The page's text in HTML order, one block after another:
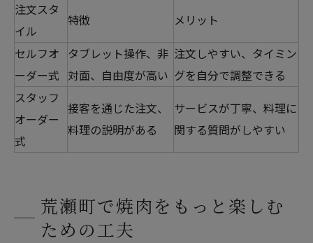
注文スタ
イル
特徴
メリット
セルフオ
ーダー式
タブレット操作、非
対面、自由度が高い
注文しやすい、タイミン
グを自分で調整できる
スタッフ
オーダー
式
接客を通じた注文、
料理の説明がある
サービスが丁寧、料理に
関する質問がしやすい
荒瀬町で焼肉をもっと楽しむ
ための工夫